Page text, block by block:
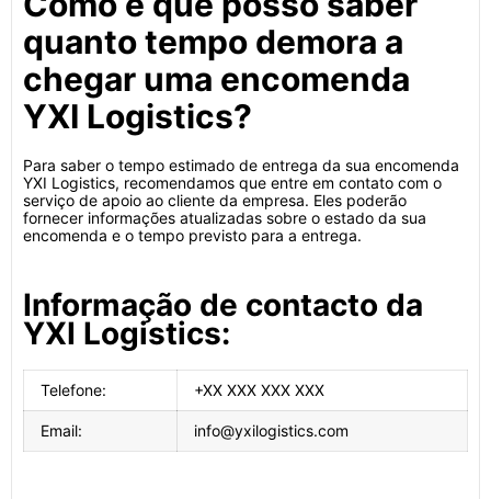
quanto tempo demora a
chegar uma encomenda
YXI Logistics?
Para saber o tempo estimado de entrega da sua encomenda
YXI Logistics, recomendamos que entre em contato com o
serviço de apoio ao cliente da empresa. Eles poderão
fornecer informações atualizadas sobre o estado da sua
encomenda e o tempo previsto para a entrega.
Informação de contacto da
YXI Logistics:
Telefone: +XX XXX XXX XXX
Email: info@yxilogistics.com